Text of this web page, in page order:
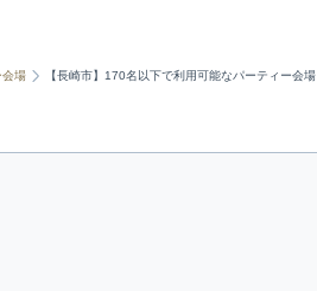
会場 【長崎市】170名以下で利用可能なパーティー会場